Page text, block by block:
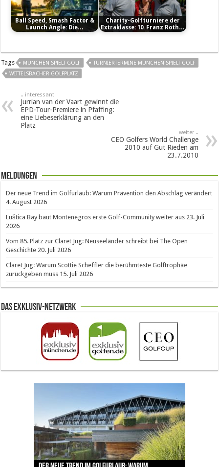
Ball Speed, Smash Factor &
Launch Angle: Die…
Charity-Golfturniere der
Extraklasse: 10. Franz Roth…
Tags MÜNCHEN SPIELT GOLF
TURNIERTERMINE MÜNCHEN SPIELT GOLF
WITTELSBACHER GOLFPLATZ
.. interessant
Jurrian van der Vaart gewinnt die
EPD-Tour-Premiere in Pfaffing:
eine Liebeserklärung an den
Platz
weiter ..
CEO Golfers World Challenge
2010 auf Gut Rieden am
23.7.2010
Meldungen
Der neue Trend im Golfurlaub: Warum Prävention den Abschlag verändert
4. August 2026
Luštica Bay baut Montenegros erste Golf-Community weiter aus 23. Juli
2026
Vom 85. Platz zur Claret Jug: Neuseeländer schreibt bei The Open
Geschichte 20. Juli 2026
Claret Jug: Warum Scottie Scheffler die berühmteste Golftrophäe
zurückgeben muss 15. Juli 2026
Das Exklusiv-Netzwerk
The Open 2026 in Royal Birkdale: Warum der